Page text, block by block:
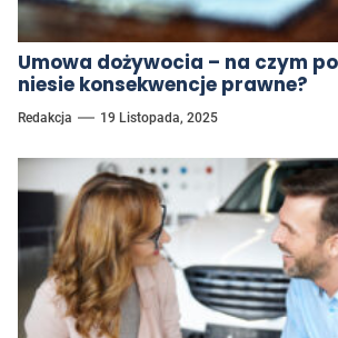
Umowa dożywocia – na czym
niesie konsekwencje prawne?
Redakcja 19 Listopada, 2025